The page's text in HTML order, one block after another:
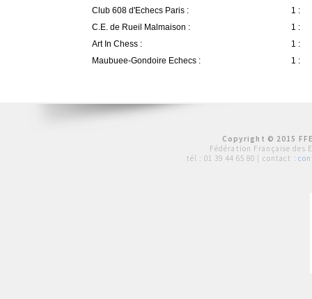
Club 608 d'Echecs Paris :
1 :
C.E. de Rueil Malmaison :
1 :
Art In Chess :
1 :
Maubuee-Gondoire Echecs :
1 :
Copyright © 2015
Fédération Française des
tél : 01 39 44 65 80 | contact :